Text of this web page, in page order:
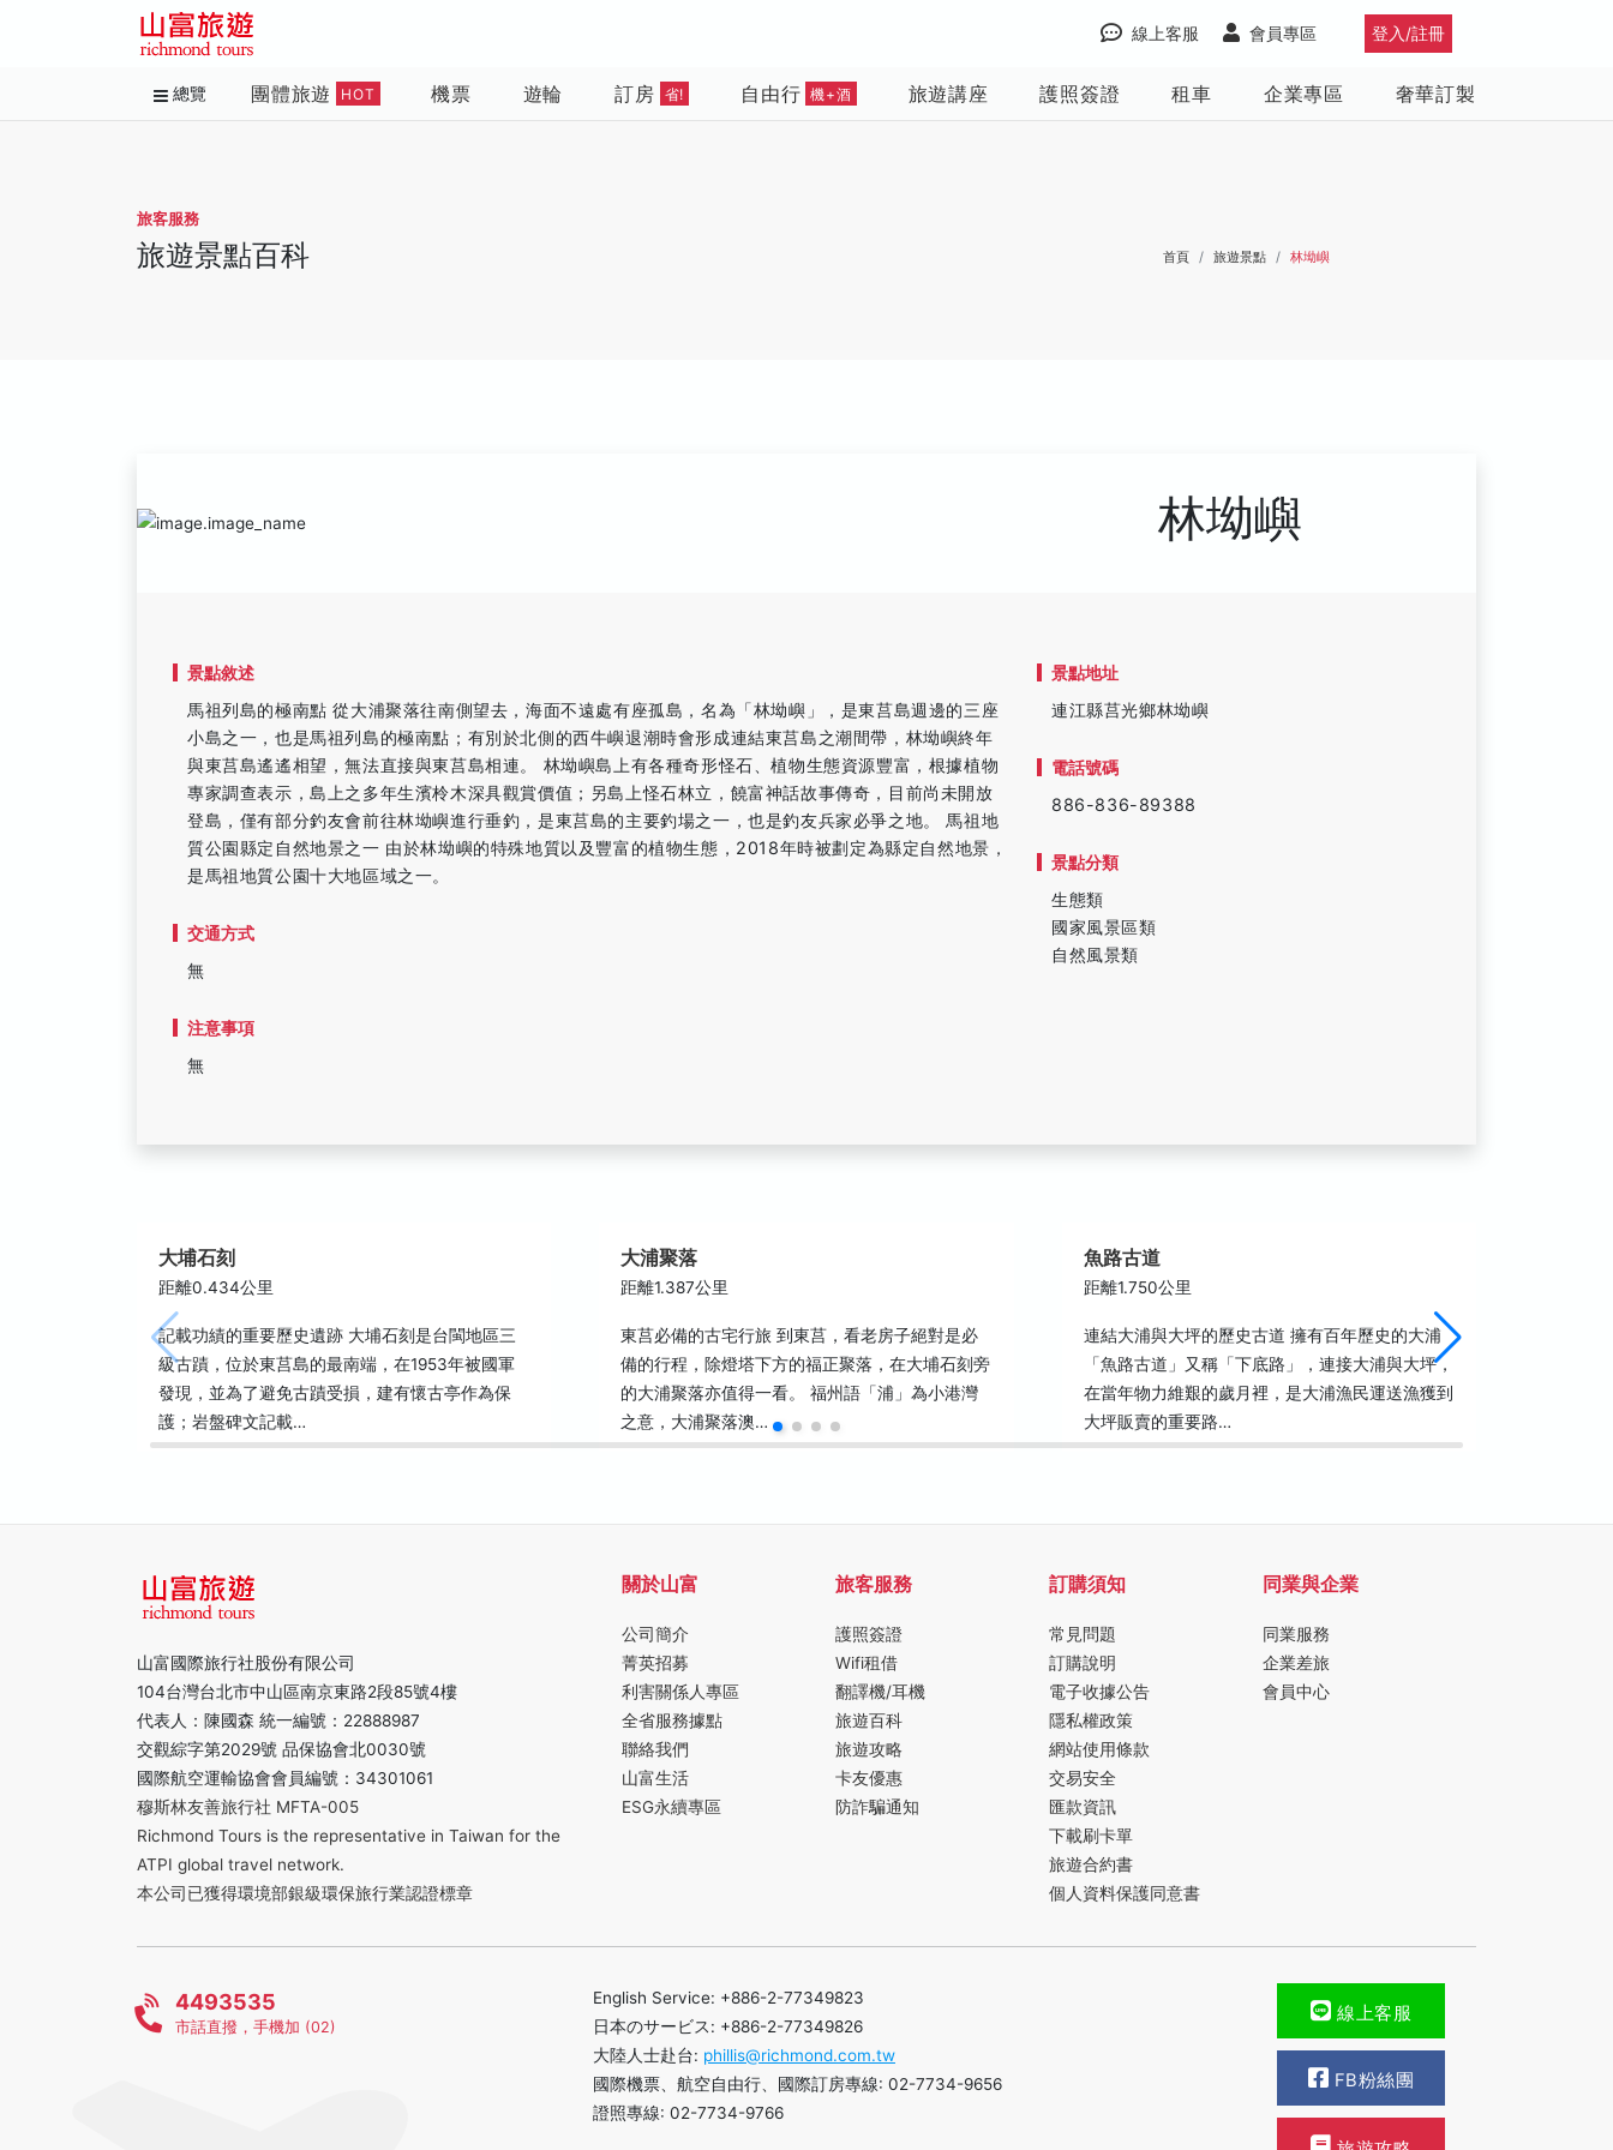
登入/註冊
會員專區
線上客服
總覽 團體旅遊 HOT 機票 遊輪 訂房 省! 自由行 機+酒 旅遊講座 護照簽證 租車 企業專區 奢華訂製
旅客服務
旅遊景點百科 首頁 旅遊景點 林坳嶼
林坳嶼
景點敘述
馬祖列島的極南點 從大浦聚落往南側望去，海面不遠處有座孤島，名為「林坳嶼」，是東莒島週邊的三座
小島之一，也是馬祖列島的極南點；有別於北側的西牛嶼退潮時會形成連結東莒島之潮間帶，林坳嶼終年
與東莒島遙遙相望，無法直接與東莒島相連。 林坳嶼島上有各種奇形怪石、植物生態資源豐富，根據植物
專家調查表示，島上之多年生濱柃木深具觀賞價值；另島上怪石林立，饒富神話故事傳奇，目前尚未開放
登島，僅有部分釣友會前往林坳嶼進行垂釣，是東莒島的主要釣場之一，也是釣友兵家必爭之地。 馬祖地
質公園縣定自然地景之一 由於林坳嶼的特殊地質以及豐富的植物生態，2018年時被劃定為縣定自然地景，
是馬祖地質公園十大地區域之一。
交通方式
無
注意事項
無
景點地址
連江縣莒光鄉林坳嶼
電話號碼
886-836-89388
景點分類
生態類
國家風景區類
自然風景類
大埔石刻
距離0.434公里
記載功績的重要歷史遺跡 大埔石刻是台閩地區三
級古蹟，位於東莒島的最南端，在1953年被國軍
發現，並為了避免古蹟受損，建有懷古亭作為保
護；岩盤碑文記載…
大浦聚落
距離1.387公里
東莒必備的古宅行旅 到東莒，看老房子絕對是必
備的行程，除燈塔下方的福正聚落，在大埔石刻旁
的大浦聚落亦值得一看。 福州語「浦」為小港灣
之意，大浦聚落澳…
魚路古道
距離1.750公里
連結大浦與大坪的歷史古道 擁有百年歷史的大浦
「魚路古道」又稱「下底路」，連接大浦與大坪，
在當年物力維艱的歲月裡，是大浦漁民運送漁獲到
大坪販賣的重要路…
山富國際旅行社股份有限公司
104台灣台北市中山區南京東路2段85號4樓
代表人：陳國森 統一編號：22888987
交觀綜字第2029號 品保協會北0030號
國際航空運輸協會會員編號：34301061
穆斯林友善旅行社 MFTA-005
Richmond Tours is the representative in Taiwan for the
ATPI global travel network.
本公司已獲得環境部銀級環保旅行業認證標章
關於山富
公司簡介
菁英招募
利害關係人專區
全省服務據點
聯絡我們
山富生活
ESG永續專區
旅客服務
護照簽證
Wifi租借
翻譯機/耳機
旅遊百科
旅遊攻略
卡友優惠
防詐騙通知
訂購須知
常見問題
訂購說明
電子收據公告
隱私權政策
網站使用條款
交易安全
匯款資訊
下載刷卡單
旅遊合約書
個人資料保護同意書
同業與企業
同業服務
企業差旅
會員中心
4493535
市話直撥，手機加 (02)
English Service: +886-2-77349823
日本のサービス: +886-2-77349826
大陸人士赴台: phillis@richmond.com.tw
國際機票、航空自由行、國際訂房專線: 02-7734-9656
證照專線: 02-7734-9766
線上客服
FB粉絲團